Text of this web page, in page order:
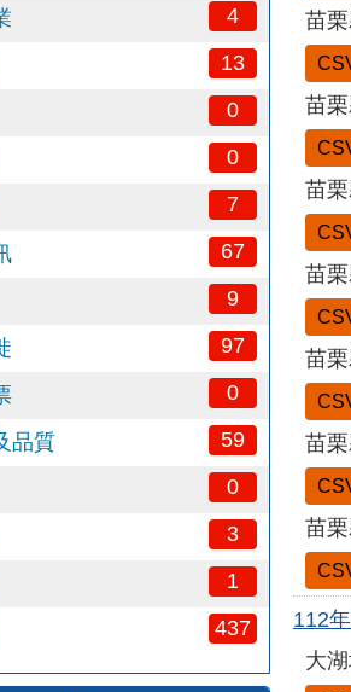
4
13
0
0
7
67
9
97
0
品質 59
0
3
1
437
苗
苗
苗
苗
苗
苗
苗
112
大